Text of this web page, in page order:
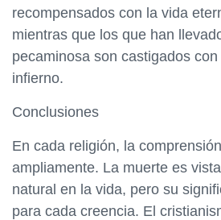
recompensados con la vida
mientras que los que han
pecaminosa son castigados con
infierno.
Conclusiones
En cada religión, la
ampliamente. La muerte es
natural en la vida, pero su
para cada creencia. El